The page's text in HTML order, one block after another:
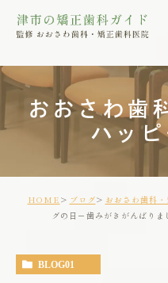
おおさわ歯
ハッ
HOME ブログ おおさわ歯科
グの日－歯みがきがんばり
BLOG01